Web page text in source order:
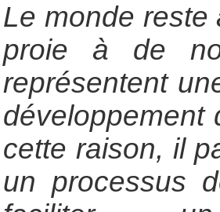
Le monde reste
proie à de
représentent
développement
cette raison, il
un processus